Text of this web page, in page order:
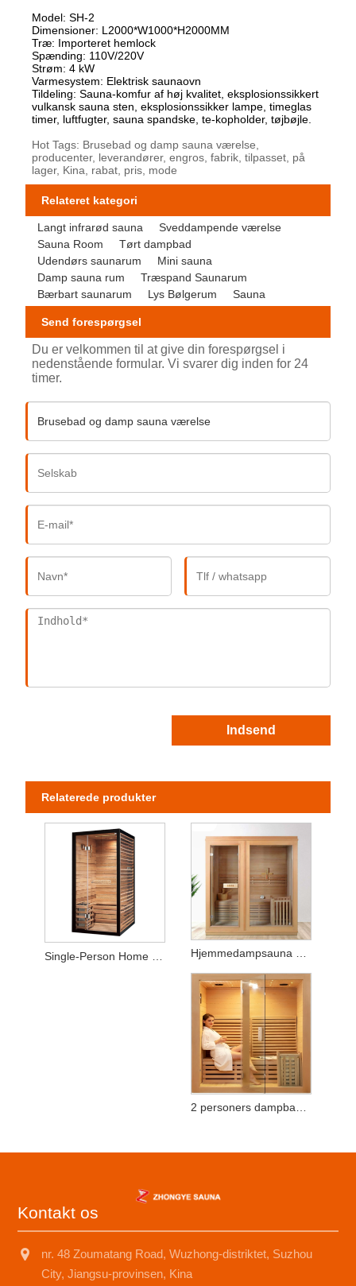
Model: SH-2
Dimensioner: L2000*W1000*H2000MM
Træ: Importeret hemlock
Spænding: 110V/220V
Strøm: 4 kW
Varmesystem: Elektrisk saunaovn
Tildeling: Sauna-komfur af høj kvalitet, eksplosionssikkert
vulkansk sauna sten, eksplosionssikker lampe, timeglas
timer, luftfugter, sauna spandske, te-kopholder, tøjbøjle.
Hot Tags: Brusebad og damp sauna værelse,
producenter, leverandører, engros, fabrik, tilpasset, på
lager, Kina, rabat, pris, mode
Relateret kategori
Langt infrarød sauna
Sveddampende værelse
Sauna Room
Tørt dampbad
Udendørs saunarum
Mini sauna
Damp sauna rum
Træspand Saunarum
Bærbart saunarum
Lys Bølgerum Sauna
Send forespørgsel
Du er velkommen til at give din forespørgsel i
nedenstående formular. Vi svarer dig inden for 24
timer.
Indsend
Relaterede produkter
Hjemmedampsauna med timer - Konstruktion af naturligt cedertræ til afslappende spa-sessioner
Kontakt os
nr. 48 Zoumatang Road, Wuzhong-distriktet, Suzhou
City, Jiangsu-provinsen, Kina